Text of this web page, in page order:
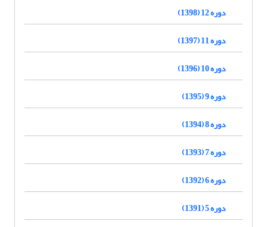
دوره 12 (1398)
دوره 11 (1397)
دوره 10 (1396)
دوره 9 (1395)
دوره 8 (1394)
دوره 7 (1393)
دوره 6 (1392)
دوره 5 (1391)